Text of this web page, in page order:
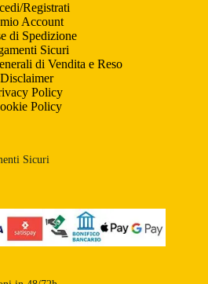
Registrati
Account
di Spedizione
Sicuri
di Vendita e Reso
Disclaimer
Policy
Policy
Sicuri